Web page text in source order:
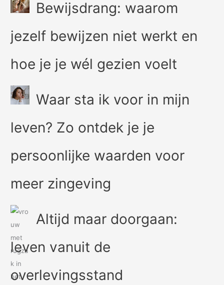
Bewijsdrang: waarom
jezelf bewijzen niet werkt en
hoe je je wél gezien voelt
Waar sta ik voor in mijn
leven? Zo ontdek je je
persoonlijke waarden voor
meer zingeving
Altijd maar doorgaan:
leven vanuit de
overlevingsstand